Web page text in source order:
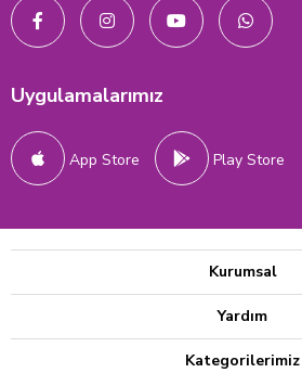
Uygulamalarımız
App Store Play Store
Kurumsal
Yardım
Kategorilerimiz